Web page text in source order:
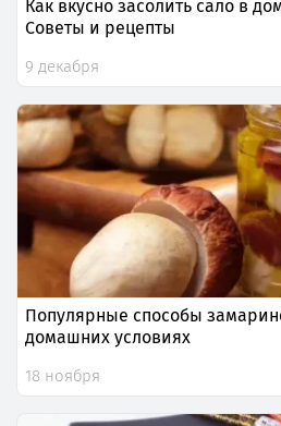
Как вкусно засолить сало в
Советы и рецепты
9 декабря
Популярные способы
домашних условиях
18 ноября